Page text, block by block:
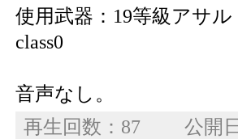
使用武器：19等級アサ
class0
音声なし。
再生回数：87 公開